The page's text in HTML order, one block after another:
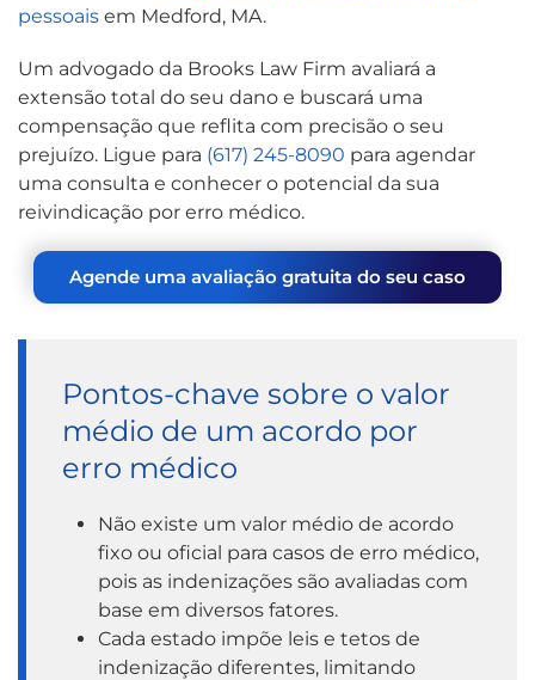
pessoais em Medford, MA.
Um advogado da Brooks Law Firm avaliará a
extensão total do seu dano e buscará uma
compensação que reflita com precisão o seu
prejuízo. Ligue para (617) 245-8090 para agendar
uma consulta e conhecer o potencial da sua
reivindicação por erro médico.
Agende uma avaliação gratuita do seu caso
Pontos-chave sobre o valor
médio de um acordo por
erro médico
Não existe um valor médio de acordo
fixo ou oficial para casos de erro médico,
pois as indenizações são avaliadas com
base em diversos fatores.
Cada estado impõe leis e tetos de
indenização diferentes, limitando